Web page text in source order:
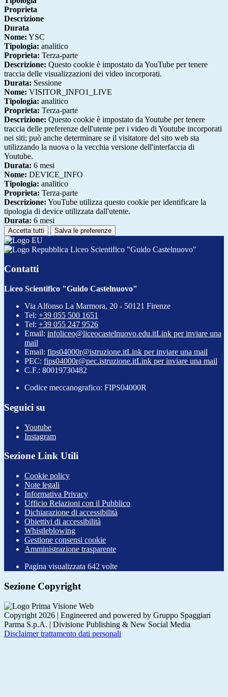
Proprieta
Descrizione
Durata
Nome: YSC
Tipologia: analitico
Proprieta: Terza-parte
Descrizione: Questo cookie è impostato da YouTube per tenere
traccia delle visualizzazioni dei video incorporati.
Durata: Sessione
Nome: VISITOR_INFO1_LIVE
Tipologia: analitico
Proprieta: Terza-parte
Descrizione: Questo cookie è impostato da Youtube per tenere
traccia delle preferenze dell'utente per i video di Youtube incorporati
nei siti; può anche determinare se il visitatore del sito web sta
utilizzando la nuova o la vecchia versione dell'interfaccia di
Youtube.
Durata: 6 mesi
Nome: DEVICE_INFO
Tipologia: analitico
Proprieta: Terza-parte
Descrizione: YouTube utilizza questo cookie per identificare la
tipologia di device utilizzata dall'utente.
Durata: 6 mesi
Accetta tutti Salva le preferenze
Liceo Scientifico "Guido Castelnuovo"
Contatti
Liceo Scientifico "Guido Castelnuovo"
Via Alfonso La Marmora, 20 - 50121 Firenze
Tel: +39 055 500 1651
Tel: +39 055 247 9526
Email: infoliceo@liceocastelnuovo.edu.itLink per inviare una
mail
Email: fips04000r@istruzione.itLink per inviare una mail
PEC: fips04000r@pec.istruzione.itLink per inviare una mail
C.F.: 80019730482
Codice meccanografico: FIPS04000R
Seguici su
Youtube
Instagram
Sezione Link Utili
Cookie policy
Note legali
Informativa Privacy
Ufficio Relazioni con il Pubblico
Dichiarazione di accessibilità
Obiettivi di accessibilità
Whistleblowing
Gestione consensi cookie
Amministrazione trasparente
Pagina visualizzata 642 volte
Sezione Copyright
Copyright 2026 | Engineered and powered by Gruppo Spaggiari
Parma S.p.A. | Divisione Publishing & New Social Media
Disclaimer trattamento dati personali